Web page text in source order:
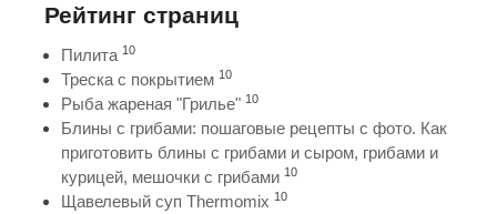
Рейтинг страниц
Пилита 10
Треска с покрытием 10
Рыба жареная "Грилье" 10
Блины с грибами: пошаговые рецепты с фото. Как
приготовить блины с грибами и сыром, грибами и
курицей, мешочки с грибами 10
Щавелевый суп Thermomix 10